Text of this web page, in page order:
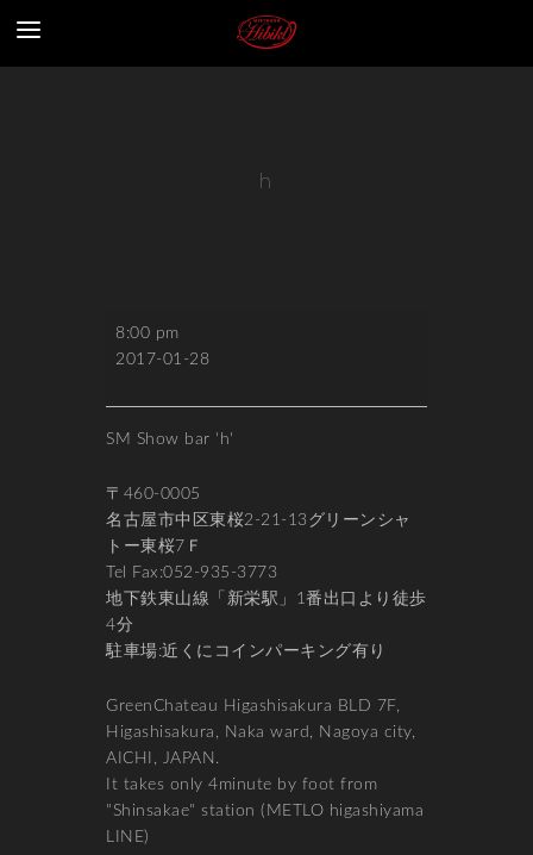
h
8:00 pm
2017-01-28
SM Show bar 'h'
〒460-0005
名古屋市中区東桜2-21-13グリーンシャ
トー東桜7Ｆ
Tel Fax:052-935-3773
地下鉄東山線「新栄駅」1番出口より徒歩
4分
駐車場:近くにコインパーキング有り
GreenChateau Higashisakura BLD 7F,
Higashisakura, Naka ward, Nagoya city,
AICHI, JAPAN.
It takes only 4minute by foot from
"Shinsakae" station (METLO higashiyama
LINE)